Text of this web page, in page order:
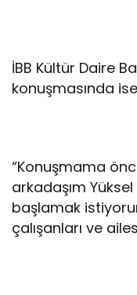
İBB Kültür Daire
konuşmasında
“Konuşmama
arkadaşım
başlamak
çalışanları ve